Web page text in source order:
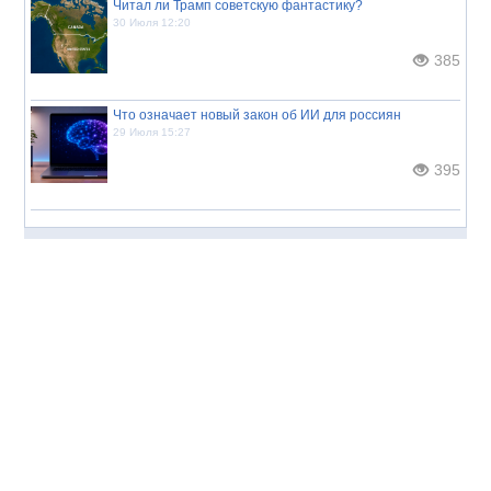
Читал ли Трамп советскую фантастику?
30 Июля 12:20
385
Что означает новый закон об ИИ для россиян
29 Июля 15:27
395